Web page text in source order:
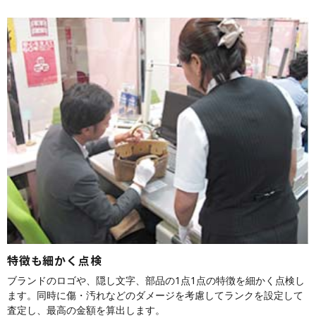
特徴も細かく点検
ブランドのロゴや、隠し文字、部品の1点1点の特徴を細かく点検し
ます。同時に傷・汚れなどのダメージを考慮してランクを設定して
査定し、最高の金額を算出します。